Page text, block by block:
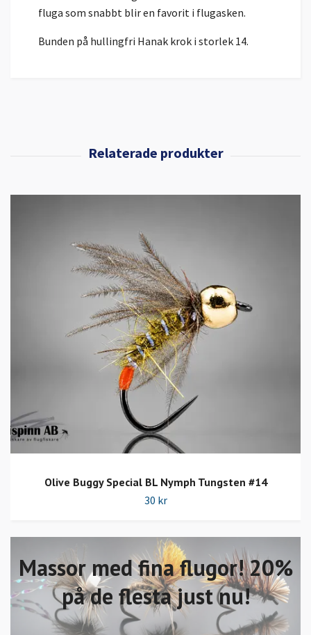
Massor med fina flugor! 20%
på de flesta just nu!
fluga som snabbt blir en favorit i flugasken.
Bunden på hullingfri Hanak krok i storlek 14.
Olive Buggy Special BL Nymph Tungsten #14
30 kr